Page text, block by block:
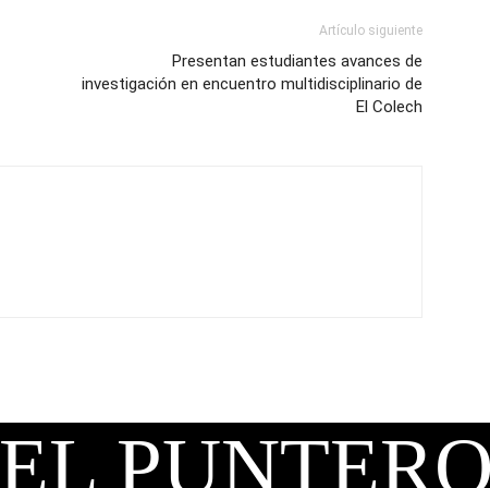
Artículo siguiente
Presentan estudiantes avances de
investigación en encuentro multidisciplinario de
El Colech
EL